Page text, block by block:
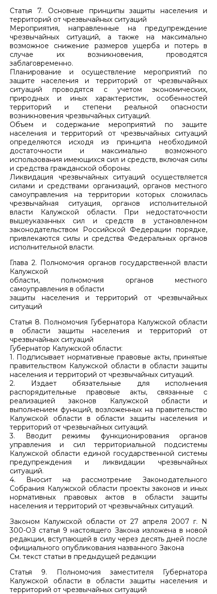
Статья 7. Основные принципы защиты населения и
территорий от чрезвычайных ситуаций
Мероприятия, направленные на предупреждение
чрезвычайных ситуаций, а также на максимально
возможное снижение размеров ущерба и потерь в
случае их возникновения, проводятся
заблаговременно.
Планирование и осуществление мероприятий по
защите населения и территорий от чрезвычайных
ситуаций проводятся с учетом экономических,
природных и иных характеристик, особенностей
территорий и степени реальной опасности
возникновения чрезвычайных ситуаций.
Объем и содержание мероприятий по защите
населения и территорий от чрезвычайных ситуаций
определяются исходя из принципа необходимой
достаточности и максимально возможного
использования имеющихся сил и средств, включая силы
и средства гражданской обороны.
Ликвидация чрезвычайных ситуаций осуществляется
силами и средствами организаций, органов местного
самоуправления на территории которых сложилась
чрезвычайная ситуация, органов исполнительной
власти Калужской области. При недостаточности
вышеуказанных сил и средств в установленном
законодательством Российской Федерации порядке,
привлекаются силы и средства Федеральных органов
исполнительной власти.
Глава 2. Полномочия органов государственной власти
Калужской
области, полномочия органов местного
самоуправления в области
защиты населения и территорий от чрезвычайных
ситуаций
Статья 8. Полномочия Губернатора Калужской области
в области защиты населения и территорий от
чрезвычайных ситуаций
Губернатор Калужской области:
1. Подписывает нормативные правовые акты, принятые
правительством Калужской области в области защиты
населения и территорий от чрезвычайных ситуаций.
2. Издает обязательные для исполнения
распорядительные правовые акты, связанные с
реализацией законов Калужской области и
выполнением функций, возложенных на правительство
Калужской области в области защиты населения и
территорий от чрезвычайных ситуаций.
3. Вводит режимы функционирования органов
управления и сил территориальной подсистемы
Калужской области единой государственной системы
предупреждения и ликвидации чрезвычайных
ситуаций.
4. Вносит на рассмотрение Законодательного
Собрания Калужской области проекты законов и иных
нормативных правовых актов в области защиты
населения и территорий от чрезвычайных ситуаций.
Законом Калужской области от 27 апреля 2007 г. N
300-ОЗ статья 9 настоящего Закона изложена в новой
редакции, вступающей в силу через десять дней после
официального опубликования названного Закона
См. текст статьи в предыдущей редакции
Статья 9. Полномочия заместителя Губернатора
Калужской области в области защиты населения и
территорий от чрезвычайных ситуаций